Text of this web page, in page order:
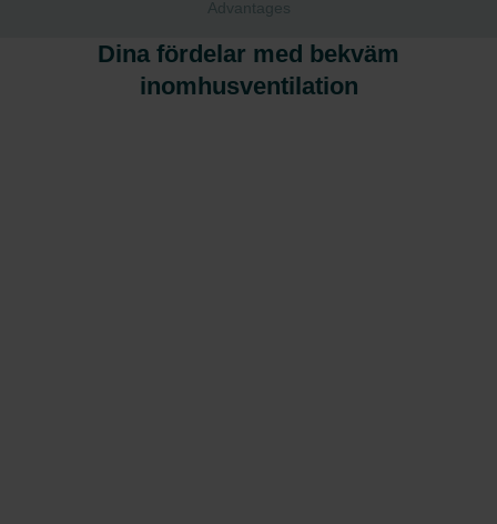
Advantages
Dina fördelar med bekväm
inomhusventilation